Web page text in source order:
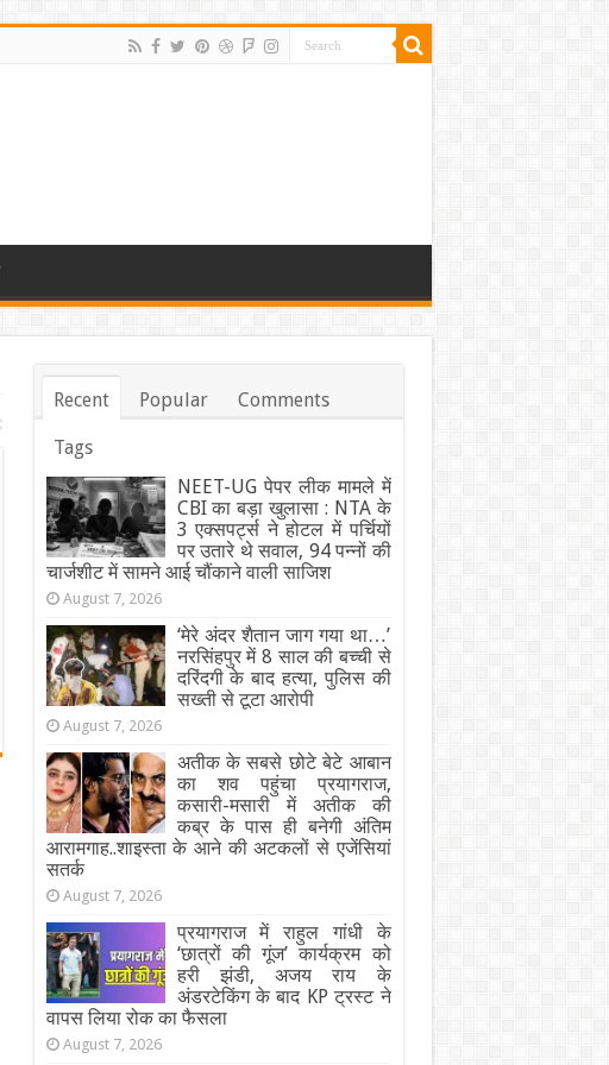
Recent Popular Comments
Tags
NEET-UG पेपर लीक मामले में
CBI का बड़ा खुलासा : NTA के
3 एक्सपर्ट्स ने होटल में पर्चियों
पर उतारे थे सवाल, 94 पन्नों की
चार्जशीट में सामने आई चौंकाने वाली साजिश
August 7, 2026
‘मेरे अंदर शैतान जाग गया था…’
नरसिंहपुर में 8 साल की बच्ची से
दरिंदगी के बाद हत्या, पुलिस की
सख्ती से टूटा आरोपी
August 7, 2026
अतीक के सबसे छोटे बेटे आबान
का शव पहुंचा प्रयागराज,
कसारी-मसारी में अतीक की
कब्र के पास ही बनेगी अंतिम
आरामगाह..शाइस्ता के आने की अटकलों से एजेंसियां
सतर्क
August 7, 2026
प्रयागराज में राहुल गांधी के
‘छात्रों की गूंज’ कार्यक्रम को
हरी झंडी, अजय राय के
अंडरटेकिंग के बाद KP ट्रस्ट ने
वापस लिया रोक का फैसला
August 7, 2026